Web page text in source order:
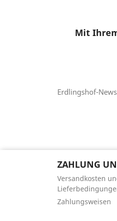
Mit
Erdlingshof-
ZAHLUNG
Versandkosten
Zahlungsweisen